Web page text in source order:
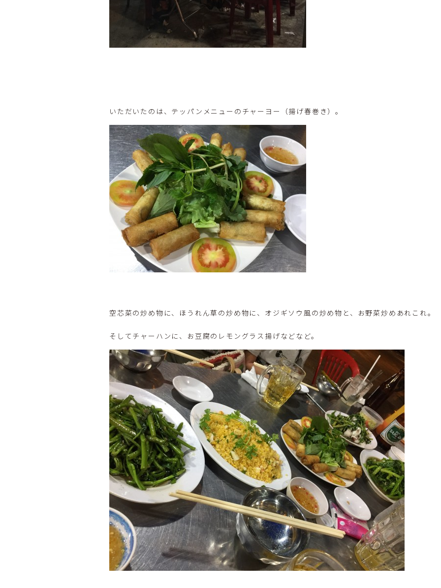
いただいたのは、テッパンメニューのチャーヨー（揚げ春巻き）。
空芯菜の炒め物に、ほうれん草の炒め物に、オジギソウ風の炒め物と、お野菜炒めあれこれ。
そしてチャーハンに、お豆腐のレモングラス揚げなどなど。